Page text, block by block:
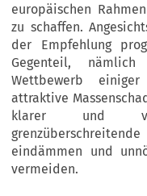
europäischen
zu schaffen.
der Empfehlung
Gegenteil,
Wettbewerb
attraktive
klarer und
eindämmen und
vermeiden.
für Europäisches Unternehmens- und
of European Consumer and Market Law (2014)